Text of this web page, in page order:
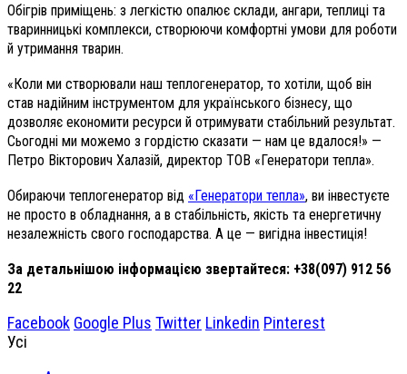
Обігрів приміщень: з легкістю опалює склади, ангари, теплиці та
тваринницькі комплекси, створюючи комфортні умови для роботи
й утримання тварин.
«Коли ми створювали наш теплогенератор, то хотіли, щоб він
став надійним інструментом для українського бізнесу, що
дозволяє економити ресурси й отримувати стабільний результат.
Сьогодні ми можемо з гордістю сказати — нам це вдалося!» —
Петро Вікторович Халазій, директор ТОВ «Генератори тепла».
Обираючи теплогенератор від «Генератори тепла», ви інвестуєте
не просто в обладнання, а в стабільність, якість та енергетичну
незалежність свого господарства. А це — вигідна інвестиція!
За детальнішою інформацією звертайтеся: +38(097) 912 56
22
Facebook Google Plus Twitter Linkedin Pinterest
Усі